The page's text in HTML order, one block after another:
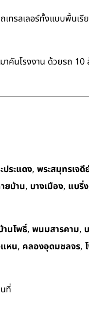
รลเลอร์ทั้งแบบพื้นเรี
คันโรงงาน ด้วยรถ 10
ประแดง, พระสมุทรเจดี
ยบ้าน, บางเมือง, แบริ่ง
านโพธิ์, พนมสารคาม,
หน, คลองอุดมชลจร,
ที่